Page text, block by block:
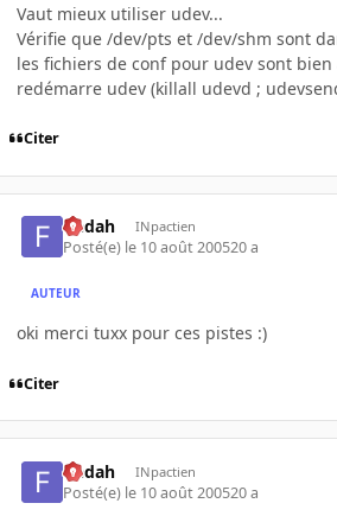
Vaut mieux utiliser udev...
Vérifie que /dev/pts et /dev/shm sont
les fichiers de conf pour udev sont
redémarre udev (killall udevd ;
Citer
fledah INpactien
Posté(e) le 10 août 200520 a
AUTEUR
oki merci tuxx pour ces pistes :)
Citer
fledah INpactien
Posté(e) le 10 août 200520 a